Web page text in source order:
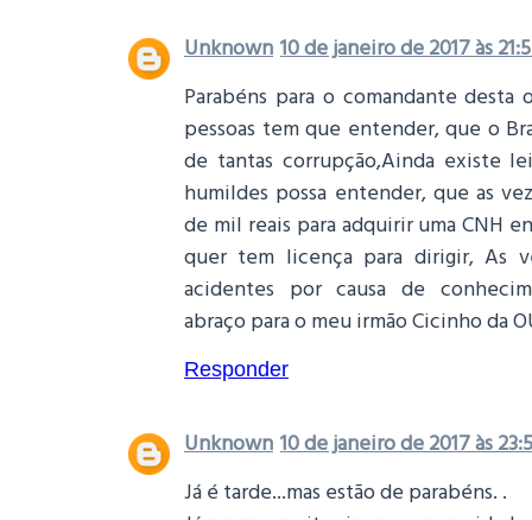
Unknown 10 de janeiro de 2017 às
Parabéns para o comandante desta
pessoas tem que entender, que o
de tantas corrupção,Ainda existe
humildes possa entender, que as
de mil reais para adquirir uma CNH
quer tem licença para dirigir, As
acidentes por causa de
abraço para o meu irmão Cicinho da
Responder
Unknown 10 de janeiro de 2017 às
Já é tarde...mas estão de parabéns. .